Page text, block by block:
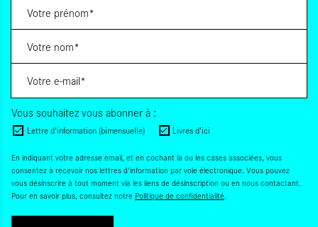
Vous souhaitez vous abonner à :
Lettre d'information (bimensuelle) Livres d'ici
En indiquant votre adresse email, et en cochant la ou les cases associées, vous
consentez à recevoir nos lettres d'information par voie électronique. Vous pouvez
vous désinscrire à tout moment via les liens de désinscription ou en nous contactant.
Pour en savoir plus, consultez notre Politique de confidentialité.